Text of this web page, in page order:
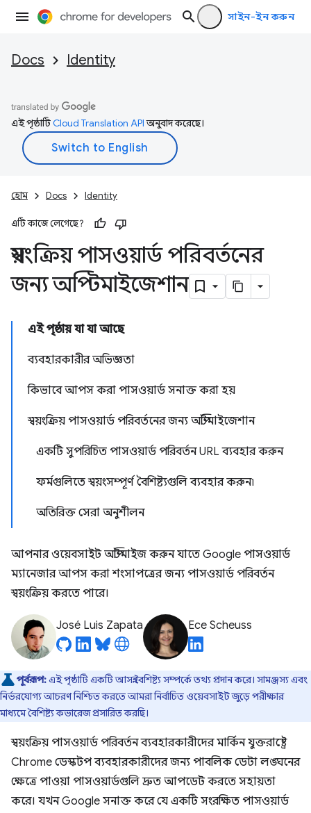
সাইন-ইন করুন
Docs Identity
এই পৃষ্ঠাটিCloud Translation APIঅনুবাদ করেছে।
হোম Docs Identity
এটি কাজে লেগেছে?
স্বয়ংক্রিয় পাসওয়ার্ড পরিবর্তনের
জন্য অপ্টিমাইজেশান
এই পৃষ্ঠায় যা যা আছে
ব্যবহারকারীর অভিজ্ঞতা
কিভাবে আপস করা পাসওয়ার্ড সনাক্ত করা হয়
স্বয়ংক্রিয় পাসওয়ার্ড পরিবর্তনের জন্য অপ্টিমাইজেশান
একটি সুপরিচিত পাসওয়ার্ড পরিবর্তন URL ব্যবহার করুন
ফর্মগুলিতে স্বয়ংসম্পূর্ণ বৈশিষ্ট্যগুলি ব্যবহার করুন৷
অতিরিক্ত সেরা অনুশীলন
আপনার ওয়েবসাইট অপ্টিমাইজ করুন যাতে Google পাসওয়ার্ড
ম্যানেজার আপস করা শংসাপত্রের জন্য পাসওয়ার্ড পরিবর্তন
স্বয়ংক্রিয় করতে পারে।
José Luis Zapata Ece Scheuss
পূর্বরূপ:এই পৃষ্ঠাটি একটি আসন্ন বৈশিষ্ট্য সম্পর্কে তথ্য প্রদান করে। সামঞ্জস্য এবং
নির্ভরযোগ্য আচরণ নিশ্চিত করতে আমরা নির্বাচিত ওয়েবসাইট জুড়ে পরীক্ষার
মাধ্যমে বৈশিষ্ট্য কভারেজ প্রসারিত করছি।
স্বয়ংক্রিয় পাসওয়ার্ড পরিবর্তন ব্যবহারকারীদের মার্কিন যুক্তরাষ্ট্রে
Chrome ডেস্কটপ ব্যবহারকারীদের জন্য পাবলিক ডেটা লঙ্ঘনের
ক্ষেত্রে পাওয়া পাসওয়ার্ডগুলি দ্রুত আপডেট করতে সহায়তা
করে। যখন Google সনাক্ত করে যে একটি সংরক্ষিত পাসওয়ার্ড